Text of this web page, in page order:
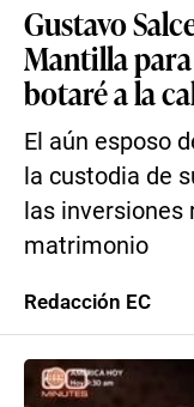
Gustavo
Mantilla
botaré a la
El aún esposo
la custodia de
las
matrimonio
Redacción EC